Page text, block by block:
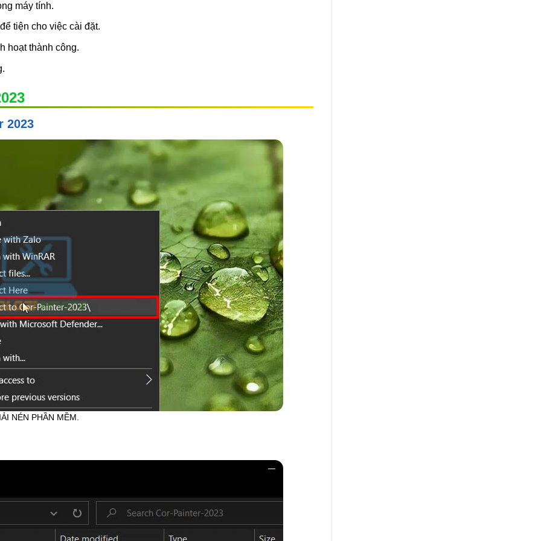
máy tính.
tiện cho việc cài đặt.
hoạt thành công.
2023
NÉN PHẦN MỀM.